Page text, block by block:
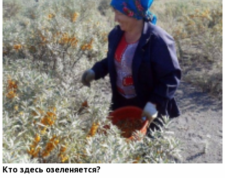
Кто здесь озеленяется?